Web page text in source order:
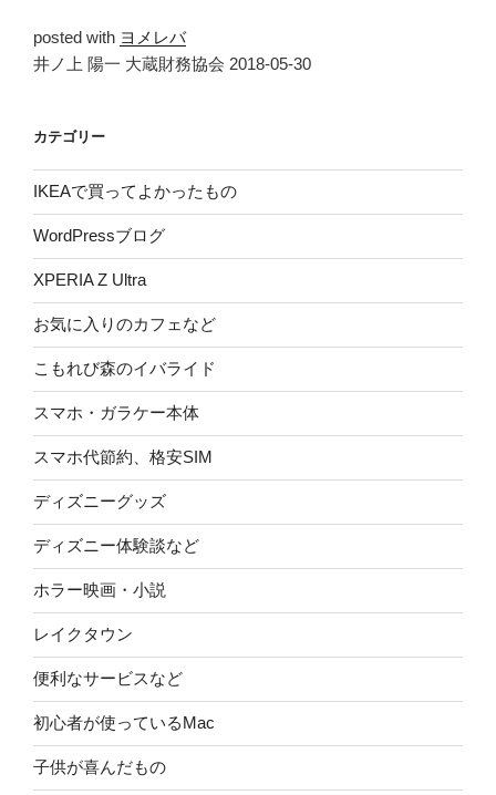
posted with ヨメレバ
井ノ上 陽一 大蔵財務協会 2018-05-30
カテゴリー
IKEAで買ってよかったもの
WordPressブログ
XPERIA Z Ultra
お気に入りのカフェなど
こもれび森のイバライド
スマホ・ガラケー本体
スマホ代節約、格安SIM
ディズニーグッズ
ディズニー体験談など
ホラー映画・小説
レイクタウン
便利なサービスなど
初心者が使っているMac
子供が喜んだもの